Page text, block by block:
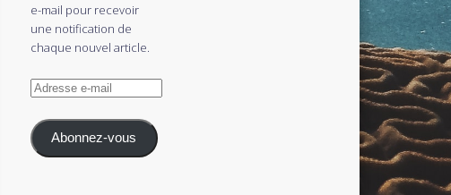
e-mail pour recevoir
une notification de
chaque nouvel article.
Adresse
mail
Abonnez-vous